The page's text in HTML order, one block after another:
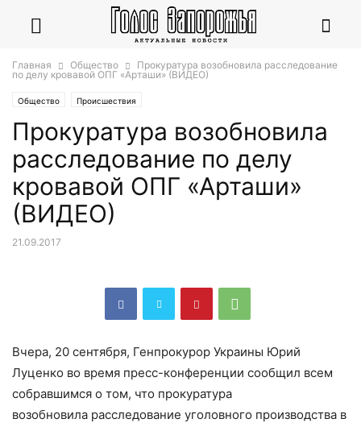
Главная Общество
Прокуратура возобновила расследование
по делу кровавой ОПГ «Арташи» (ВИДЕО)
Общество Происшествия
Прокуратура возобновила
расследование по делу
кровавой ОПГ «Арташи»
(ВИДЕО)
21.09.2017
Вчера, 20 сентября, Генпрокурор Украины Юрий
Луценко во время пресс-конференции сообщил всем
собравшимся о том, что прокуратура
возобновила расследование уголовного производства в